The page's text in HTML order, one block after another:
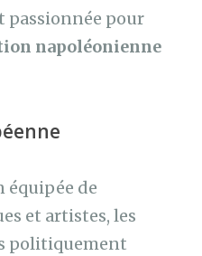
passionnée pour
napoléonienne
équipée de
et artistes, les
politiquement